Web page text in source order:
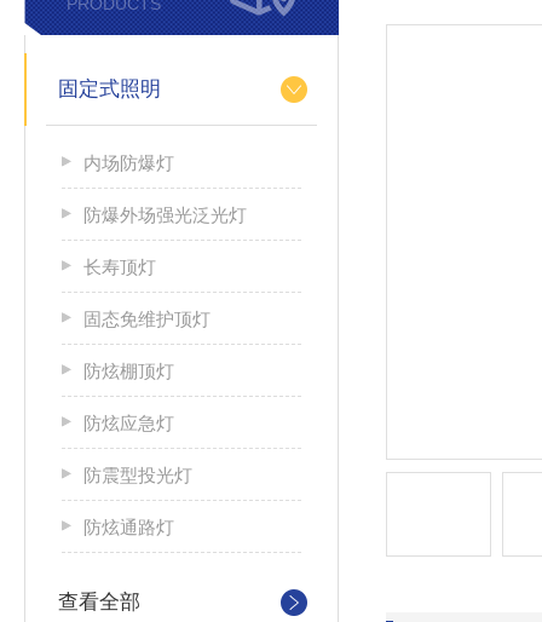
固定式照明
内场防爆灯
防爆外场强光泛光灯
长寿顶灯
固态免维护顶灯
防炫棚顶灯
防炫应急灯
防震型投光灯
防炫通路灯
查看全部